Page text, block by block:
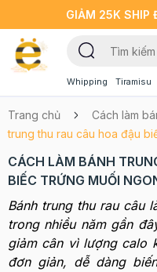
GIẢM 25K SHIP
Whipping Tiramisu
Trang chủ Cách làm
trung thu rau câu hoa đậu
CÁCH LÀM BÁNH
BIẾC TRỨNG MUỐI
Bánh trung thu rau câu
trong nhiều năm gần
giảm cân vì lượng calo
đơn giản, dễ dàng